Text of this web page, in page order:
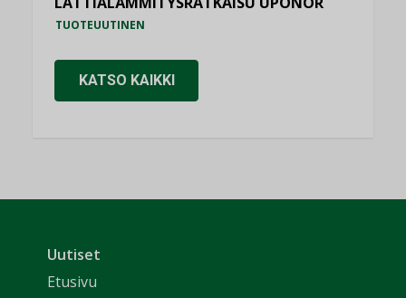
TUOTEUUTINEN
KATSO KAIKKI
Uutiset
Etusivu